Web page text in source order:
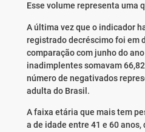
Esse volume representa uma
A última vez que o indicador
registrado decréscimo foi em
comparação com junho do
inadimplentes somavam
número de negativados
adulta do Brasil.
A faixa etária que mais tem
a de idade entre 41 e 60 anos,